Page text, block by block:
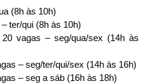
(8h às 10h)
ter/qui (8h às 10h)
20 vagas – seg/qua/sex (14h às
– seg/ter/qui/sex (14h às 16h)
– seg a sáb (16h às 18h)